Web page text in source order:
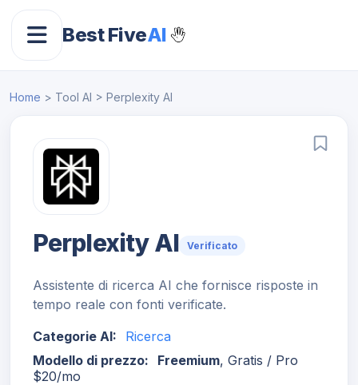
Best FiveAI
Home > Tool AI > Perplexity AI
Perplexity AI Verificato
Assistente di ricerca AI che fornisce risposte in
tempo reale con fonti verificate.
Categorie AI:
Ricerca
Modello di prezzo:
Freemium, Gratis / Pro
$20/mo